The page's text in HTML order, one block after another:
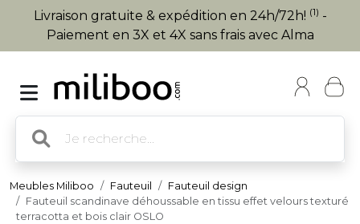
Livraison gratuite & expédition en 24h/72h! (1) -
Paiement en 3X et 4X sans frais avec Alma
Meubles Miliboo Fauteuil
Fauteuil design
Fauteuil scandinave déhoussable en tissu effet velours texturé
terracotta et bois clair OSLO